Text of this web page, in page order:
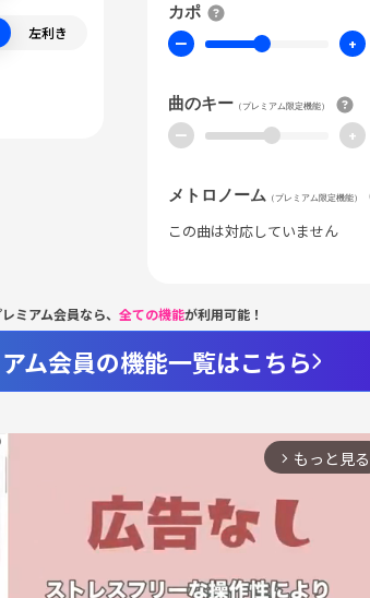
左利き
カポ
ー +
曲のキー （プレミアム限定機能）
ー +
メトロノーム （プレミアム限定機能）
この曲は対応していません
ミアム会員なら、 全ての機能が利用可能！
ム会員の機能一覧はこちら
arrow_forward_ios もっと見る